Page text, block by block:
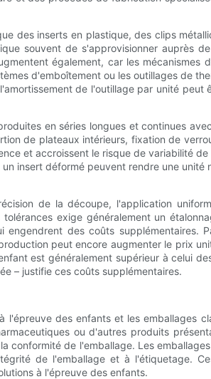
des inserts en plastique, des clips
souvent de s'approvisionner auprès
également, car les mécanismes
d'emboîtement ou les outillages de
de l'outillage par unité peut
en séries longues et continues
de plateaux intérieurs, fixation de
et accroissent le risque de variabilité
insert déformé peuvent rendre une unité
de la découpe, l'application
exige généralement un
des coûts supplémentaires.
peut encore augmenter le prix
est généralement supérieur à celui
– justifie ces coûts supplémentaires.
des enfants et les emballages
ou d'autres produits
de l'emballage. Les
de l'emballage et à l'étiquetage.
à l'épreuve des enfants.